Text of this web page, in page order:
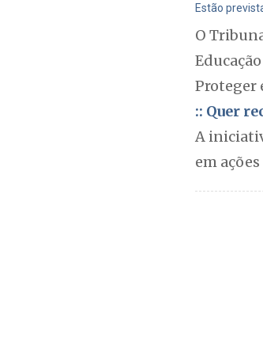
Estão
O
Proteger
:: Quer
A
em